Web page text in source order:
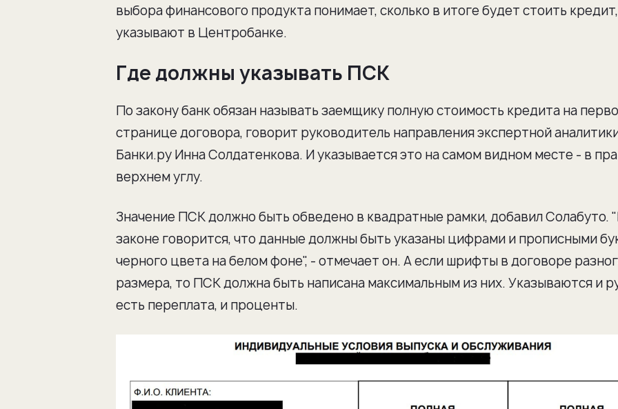
выбора финансового продукта понимает, сколько в итоге будет стоить кредит,
указывают в Центробанке.
Где должны указывать ПСК
По закону банк обязан называть заемщику полную стоимость кредита на
странице договора, говорит руководитель направления экспертной
Банки.ру Инна Солдатенкова. И указывается это на самом видном месте - в
верхнем углу.
Значение ПСК должно быть обведено в квадратные рамки, добавил Солабуто.
законе говорится, что данные должны быть указаны цифрами и прописными
черного цвета на белом фоне", - отмечает он. А если шрифты в договоре
размера, то ПСК должна быть написана максимальным из них. Указываются и
есть переплата, и проценты.